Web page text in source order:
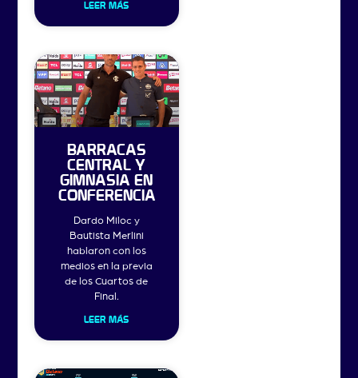
LEER MÁS
BARRACAS
CENTRAL Y
GIMNASIA EN
CONFERENCIA
Dardo Miloc y
Bautista Merlini
hablaron con los
medios en la previa
de los Cuartos de
Final.
LEER MÁS